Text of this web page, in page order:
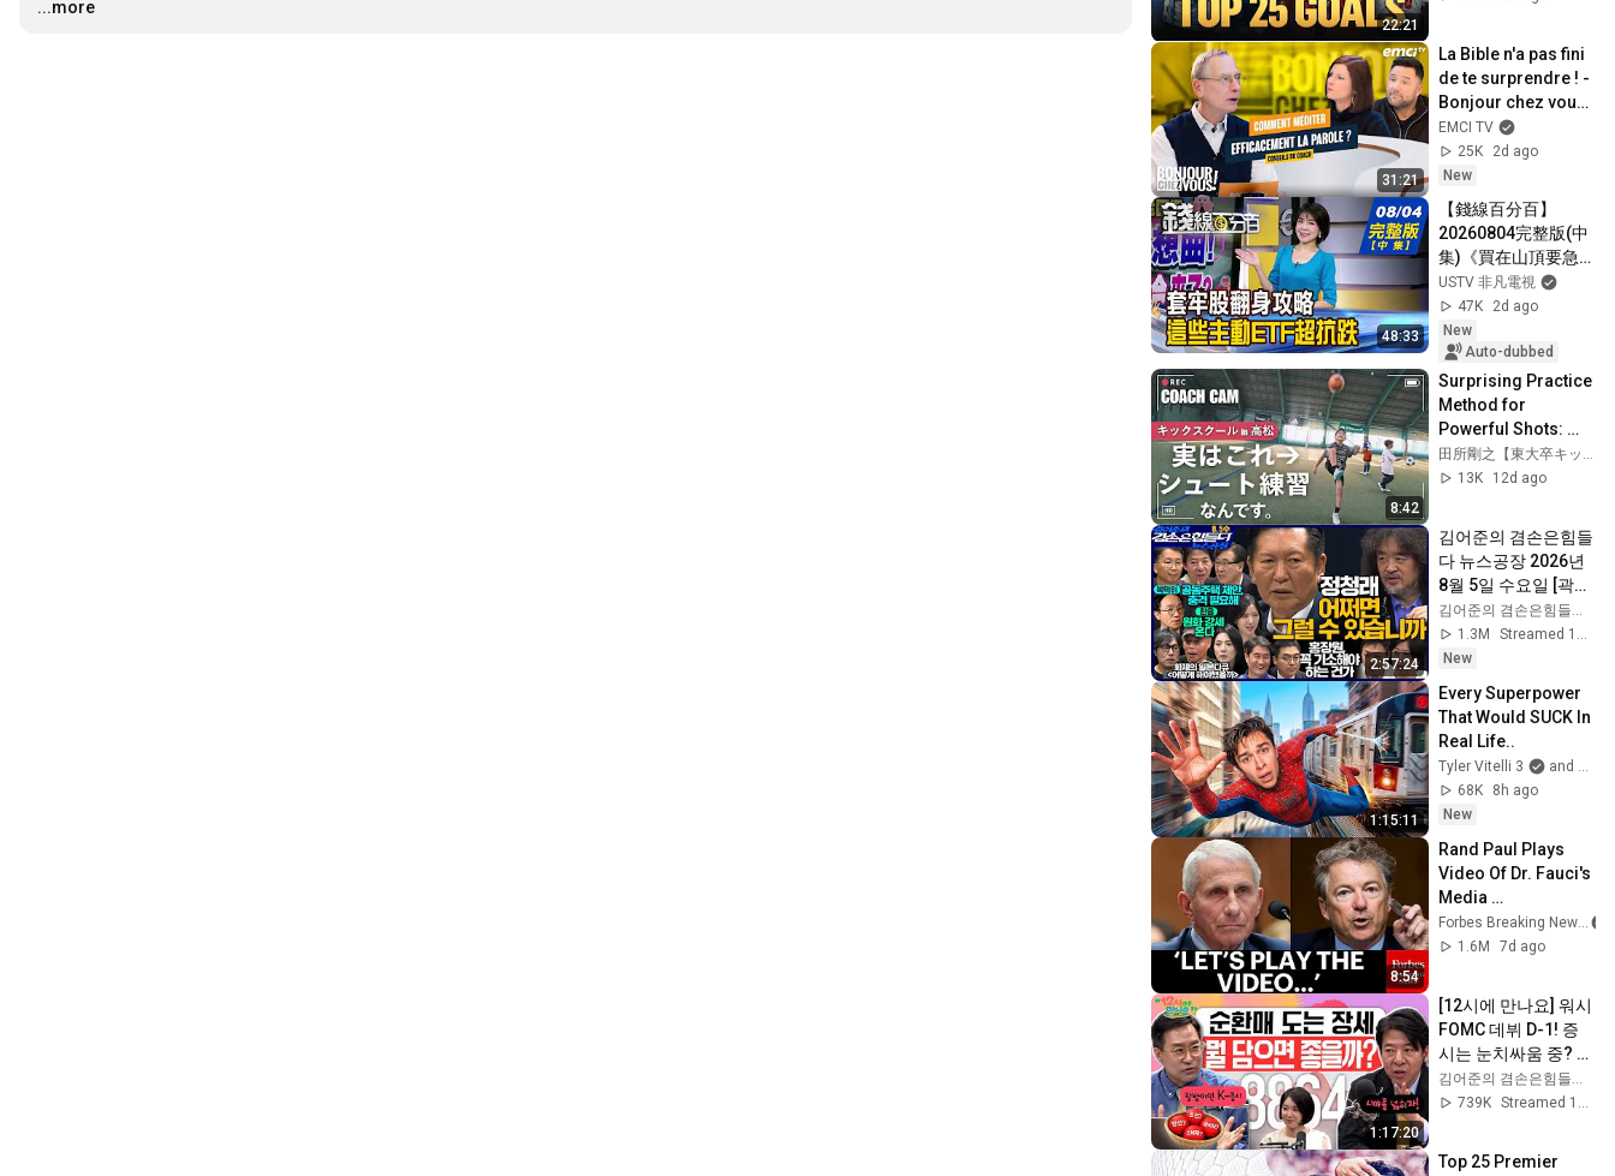
…
...more
22:21
31:21
La Bible n'a pas fini
de te surprendre ! -
Bonjour chez vous !
- Philippe Bak
EMCI TV
25K
2d ago
New
48:33
【錢線百分百】
20260804完整版(中
集)《買在山頂要急
賣嗎?套牢股翻身攻
略! 跌深股要V轉了
嗎? 揭!熱門股買賣攻
略》│非凡財經新聞│
USTV 非凡電視
47K
2d ago
New
Auto-dubbed
8:42
Surprising Practice
Method for
Powerful Shots:
Faster Leg Swing
with Knee Kicks
田所剛之【東大卒キックコーチ】
13K
12d ago
2:57:24
김어준의 겸손은힘들
다 뉴스공장 2026년
8월 5일 수요일 [곽상
준, 정청래, 홍사훈X
주진우X오혁진X손병
호, 이광수X한문도X
남기업, 영화공장]
김어준의 겸손은힘들다 뉴스공장
1.3M
Streamed 1d ago
New
1:15:11
Every Superpower
That Would SUCK In
Real Life..
Tyler Vitelli 3
and 2 more
68K
8h ago
New
8:54
Rand Paul Plays
Video Of Dr. Fauci's
Media
Appearances
During The
Pandemic
Forbes Breaking News
1.6M
7d ago
1:17:20
[12시에 만나요] 워시
FOMC 데뷔 D-1! 증
시는 눈치싸움 중? 국
제 유가 하락에도 잔
잔한 증시! 왜 그럴
김어준의 겸손은힘들다 뉴스공장
739K
Streamed 1mo ago
Top 25 Premier